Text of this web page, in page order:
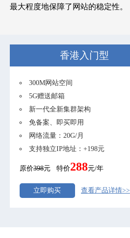
最大程度地保障了网站的稳定性。
香港入门型
300M网站空间
5G赠送邮箱
新一代全新集群架构
免备案、即买即用
网络流量：20G/月
支持独立IP地址：+198元
原价398元 特价288元/年
立即购买 查看产品详情>>